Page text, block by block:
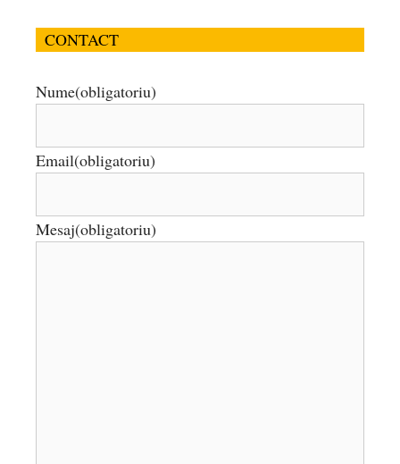
CONTACT
Nume(obligatoriu)
Email(obligatoriu)
Mesaj(obligatoriu)